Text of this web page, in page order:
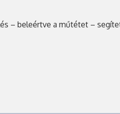
– beleértve a műtétet –